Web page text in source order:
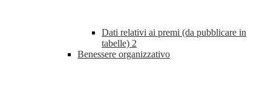
Dati relativi ai premi (da pubblicare in
tabelle) 2
Benessere organizzativo